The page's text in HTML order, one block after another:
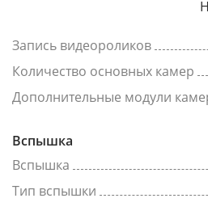
Запись видеороликов
Количество основных камер
Дополнительные модули
Вспышка
Вспышка
Тип вспышки